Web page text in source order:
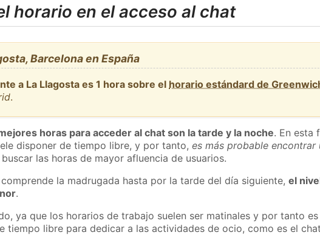
horario en el acceso al chat
Barcelona en España
a La Llagosta es 1 hora sobre el horario estándard de
.
horas para acceder al chat son la tarde y la noche. En esta
disponer de tiempo libre, y por tanto,es más probable encontrar
las horas de mayor afluencia de usuarios.
la madrugada hasta por la tarde del día siguiente,el
.
ya que los horarios de trabajo suelen ser matinales y por tanto
tiempo libre para dedicar a las actividades de ocio, como es el